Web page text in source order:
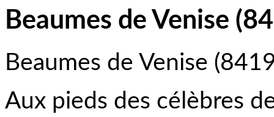
Beaumes de Venise
Beaumes de Venise
Aux pieds des célèbres